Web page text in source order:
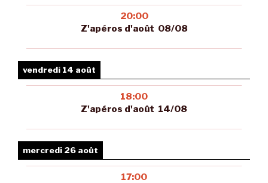
20:00
Z'apéros d'août 08/08
vendredi 14 août
18:00
Z'apéros d'août 14/08
mercredi 26 août
17:00